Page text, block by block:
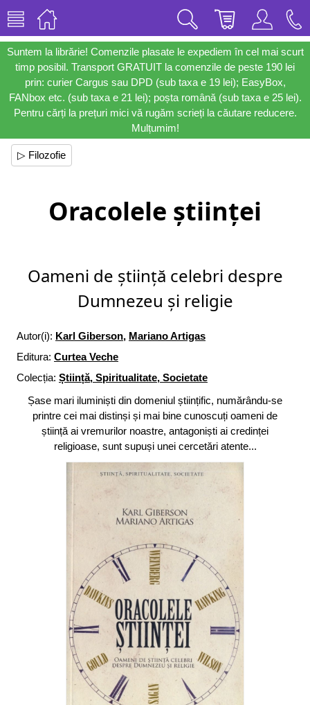
Suntem la librărie! Comenzile plasate le expediem în cel mai scurt
timp posibil. Transport GRATUIT la comenzile de peste 190 lei
prin: curier Cargus sau DPD (sub taxa e 19 lei); EasyBox,
FANbox etc. (sub taxa e 21 lei); poșta română (sub taxa e 25 lei).
Pentru cărți la prețuri mici vă rugăm scrieți la căutare reducere.
Mulțumim!
▷ Filozofie
Oracolele științei
Oameni de știință celebri despre
Dumnezeu și religie
Autor(i): Karl Giberson, Mariano Artigas
Editura: Curtea Veche
Colecția: Știință, Spiritualitate, Societate
Șase mari iluminiști din domeniul științific, numărându-se
printre cei mai distinși și mai bine cunoscuți oameni de
știință ai vremurilor noastre, antagoniști ai credinței
religioase, sunt supuși unei cercetări atente...